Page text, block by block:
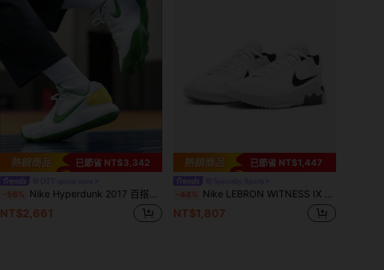
已節省 NT$3,342
-56% Nike Hyperdunk 2017 百搭舒適 抓地 低筒 籃球鞋 白綠色
NT$2,661
已節省 NT$1,447
-44% Nike LEBRON WITNESS IX EP 缓震回弹户外训练男篮球鞋，强力包裹舒适贴合，中帮运动鞋，黑白百搭配色，颠覆游戏规则，HQ8035-100
NT$1,807